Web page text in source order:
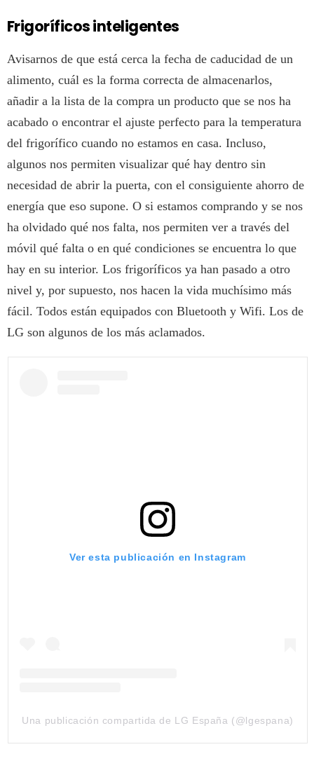
Frigoríficos inteligentes
Avisarnos de que está cerca la fecha de caducidad de un
alimento, cuál es la forma correcta de almacenarlos,
añadir a la lista de la compra un producto que se nos ha
acabado o encontrar el ajuste perfecto para la temperatura
del frigorífico cuando no estamos en casa. Incluso,
algunos nos permiten visualizar qué hay dentro sin
necesidad de abrir la puerta, con el consiguiente ahorro de
energía que eso supone. O si estamos comprando y se nos
ha olvidado qué nos falta, nos permiten ver a través del
móvil qué falta o en qué condiciones se encuentra lo que
hay en su interior. Los frigoríficos ya han pasado a otro
nivel y, por supuesto, nos hacen la vida muchísimo más
fácil. Todos están equipados con Bluetooth y Wifi. Los de
LG son algunos de los más aclamados.
Ver esta publicación en Instagram
Una publicación compartida de LG España (@lgespana)